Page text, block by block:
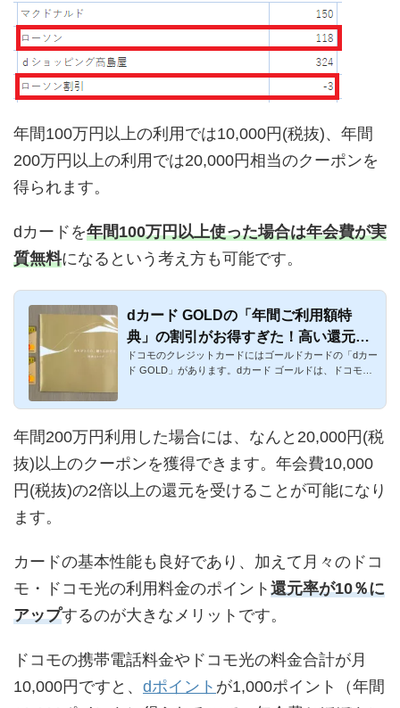
年間100万円以上の利用では10,000円(税抜)、年間
200万円以上の利用では20,000円相当のクーポンを
得られます。
dカードを年間100万円以上使った場合は年会費が実
質無料になるという考え方も可能です。
dカード GOLDの「年間ご利用額特
典」の割引がお得すぎた！高い還元率
に昇華
ドコモのクレジットカードにはゴールドカードの「dカー
ド GOLD」があります。dカード ゴールドは、ドコモ・
年間200万円利用した場合には、なんと20,000円(税
抜)以上のクーポンを獲得できます。年会費10,000
円(税抜)の2倍以上の還元を受けることが可能になり
ます。
カードの基本性能も良好であり、加えて月々のドコ
モ・ドコモ光の利用料金のポイント 還元率が10％に
アップするのが大きなメリットです。
ドコモの携帯電話料金やドコモ光の料金合計が月
10,000円ですと、 dポイント が1,000ポイント（年間